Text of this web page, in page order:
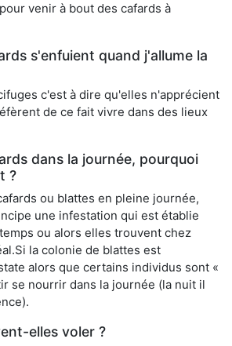
venir à bout des cafards à
s'enfuient quand j'allume la
c'est à dire qu'elles n'apprécient
de ce fait vivre dans des lieux
dans la journée, pourquoi
?
ou blattes en pleine journée,
une infestation qui est établie
ou alors elles trouvent chez
la colonie de blattes est
alors que certains individus sont «
se nourrir dans la journée (la nuit il
elles voler ?